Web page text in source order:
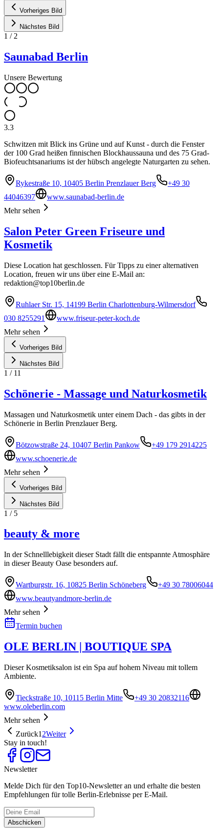
Vorheriges Bild
Nächstes Bild
1 / 2
Saunabad Berlin
Unsere Bewertung
3.3
Schwitzen mit Blick ins Grüne und auf Kunst - durch die Fenster
der 100 Grad heißen finnischen Blockhaussauna und des 75 Grad-
Biofeuchtsanariums ist der hübsch angelegte Naturgarten zu sehen.
Rykestraße 10, 10405 Berlin Prenzlauer Berg
+49 30
44046397
www.saunabad-berlin.de
Mehr sehen
Salon Peter Green Friseure und
Kosmetik
Diese Location hat geschlossen. Für Tipps zu einer alternativen
Location, freuen wir uns über eine E-Mail an:
redaktion@top10berlin.de
Ruhlaer Str. 15, 14199 Berlin Charlottenburg-Wilmersdorf
030 8255291
www.friseur-peter-koch.de
Mehr sehen
Vorheriges Bild
Nächstes Bild
1 / 11
Schönerie - Massage und Naturkosmetik
Massagen und Naturkosmetik unter einem Dach - das gibts in der
Schönerie in Berlin Prenzlauer Berg.
Bötzowstraße 24, 10407 Berlin Pankow
+49 179 2914225
www.schoenerie.de
Mehr sehen
Vorheriges Bild
Nächstes Bild
1 / 5
beauty & more
In der Schnelllebigkeit dieser Stadt fällt die entspannte Atmosphäre
in dieser Beauty Oase besonders auf.
Wartburgstr. 16, 10825 Berlin Schöneberg
+49 30 78006044
www.beautyandmore-berlin.de
Mehr sehen
Termin buchen
OLE BERLIN | BOUTIQUE SPA
Dieser Kosmetiksalon ist ein Spa auf hohem Niveau mit tollem
Ambiente.
Tieckstraße 10, 10115 Berlin Mitte
+49 30 20832116
www.oleberlin.com
Mehr sehen
Zurück1 2Weiter
Stay in touch!
Newsletter
Melde Dich für den Top10-Newsletter an und erhalte die besten
Empfehlungen für tolle Berlin-Erlebnisse per E-Mail.
Abschicken